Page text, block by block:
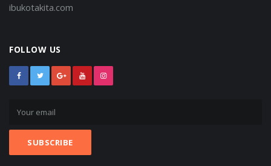
ibukotakita.com
FOLLOW US